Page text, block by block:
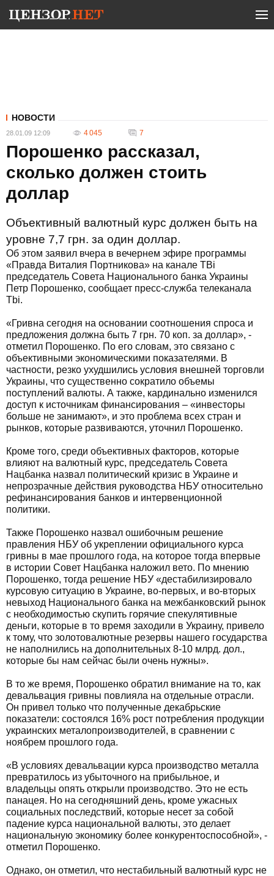
НОВОСТИ
28.01.09 12:09 4 045 7
Порошенко рассказал,
сколько должен стоить
доллар
Объективный валютный курс должен быть на
уровне 7,7 грн. за один доллар.
Об этом заявил вчера в вечернем эфире программы
«Правда Виталия Портникова» на канале TBi
председатель Совета Национального банка Украины
Петр Порошенко, сообщает пресс-служба телеканала
Tbi.
«Гривна сегодня на основании соотношения спроса и
предложения должна быть 7 грн. 70 коп. за доллар», -
отметил Порошенко. По его словам, это связано с
объективными экономическими показателями. В
частности, резко ухудшились условия внешней торговли
Украины, что существенно сократило объемы
поступлений валюты. А также, кардинально изменился
доступ к источникам финансирования – «инвесторы
больше не занимают», и это проблема всех стран и
рынков, которые развиваются, уточнил Порошенко.
Кроме того, среди объективных факторов, которые
влияют на валютный курс, председатель Совета
Нацбанка назвал политический кризис в Украине и
непрозрачные действия руководства НБУ относительно
рефинансирования банков и интервенционной
политики.
Также Порошенко назвал ошибочным решение
правления НБУ об укреплении официального курса
гривны в мае прошлого года, на которое тогда впервые
в истории Совет Нацбанка наложил вето. По мнению
Порошенко, тогда решение НБУ «дестабилизировало
курсовую ситуацию в Украине, во-первых, и во-вторых
невыход Национального банка на межбанковский рынок
с необходимостью скупить горячие спекулятивные
деньги, которые в то время заходили в Украину, привело
к тому, что золотовалютные резервы нашего государства
не наполнились на дополнительных 8-10 млрд. дол.,
которые бы нам сейчас были очень нужны».
В то же время, Порошенко обратил внимание на то, как
девальвация гривны повлияла на отдельные отрасли.
Он привел только что полученные декабрьские
показатели: состоялся 16% рост потребления продукции
украинских металопроизводителей, в сравнении с
ноябрем прошлого года.
«В условиях девальвации курса производство металла
превратилось из убыточного на прибыльное, и
владельцы опять открыли производство. Это не есть
панацея. Но на сегодняшний день, кроме ужасных
социальных последствий, которые несет за собой
падение курса национальной валюты, это делает
национальную экономику более конкурентоспособной», -
отметил Порошенко.
Однако, он отметил, что нестабильный валютный курс не